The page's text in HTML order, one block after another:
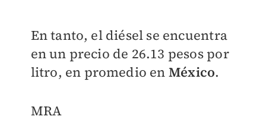
En tanto, el diésel se encuentra
en un precio de 26.13 pesos por
litro, en promedio en México.
MRA